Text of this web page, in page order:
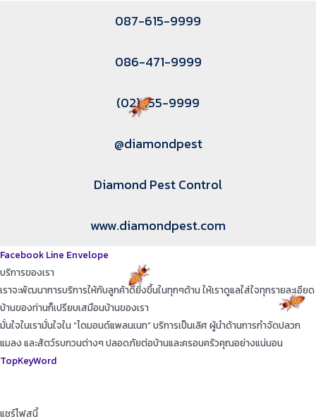
087-615-9999
086-471-9999
(02)455-9999
@diamondpest
Diamond Pest Control
www.diamondpest.com
Facebook Line Envelope
บริการของเรา
เราจะพัฒนาการบริการให้กับลูกค้าดียิ่งขึ้นในทุกๆด้าน ให้เราดูแลใส่ใจทุกรายละเอียด
บ้านของท่านก็เปรียบเสมือนบ้านของเรา
มั่นใจในเรามั่นใจใน “ไดมอนด์แพลนเนท” บริการเป็นเลิศ ผู้นำด้านการกำจัดปลวก
แมลง และสัตว์รบกวนต่างๆ ปลอดภัยต่อบ้านและครอบครัวคุณอย่างแน่นอน
TopKeyWord
แชร์โฟสนี้